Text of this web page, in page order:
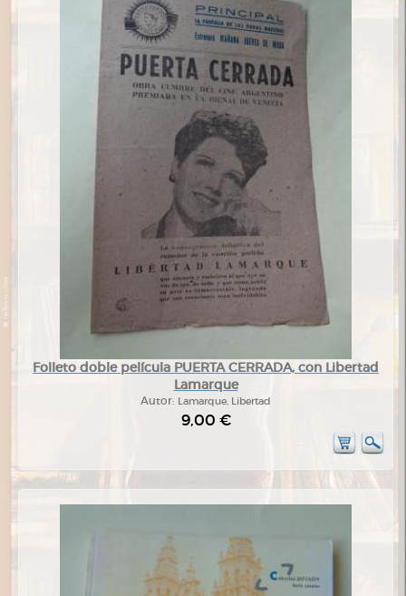
Folleto doble película PUERTA CERRADA, con Libertad
Lamarque
Autor: Lamarque, Libertad
9,00 €